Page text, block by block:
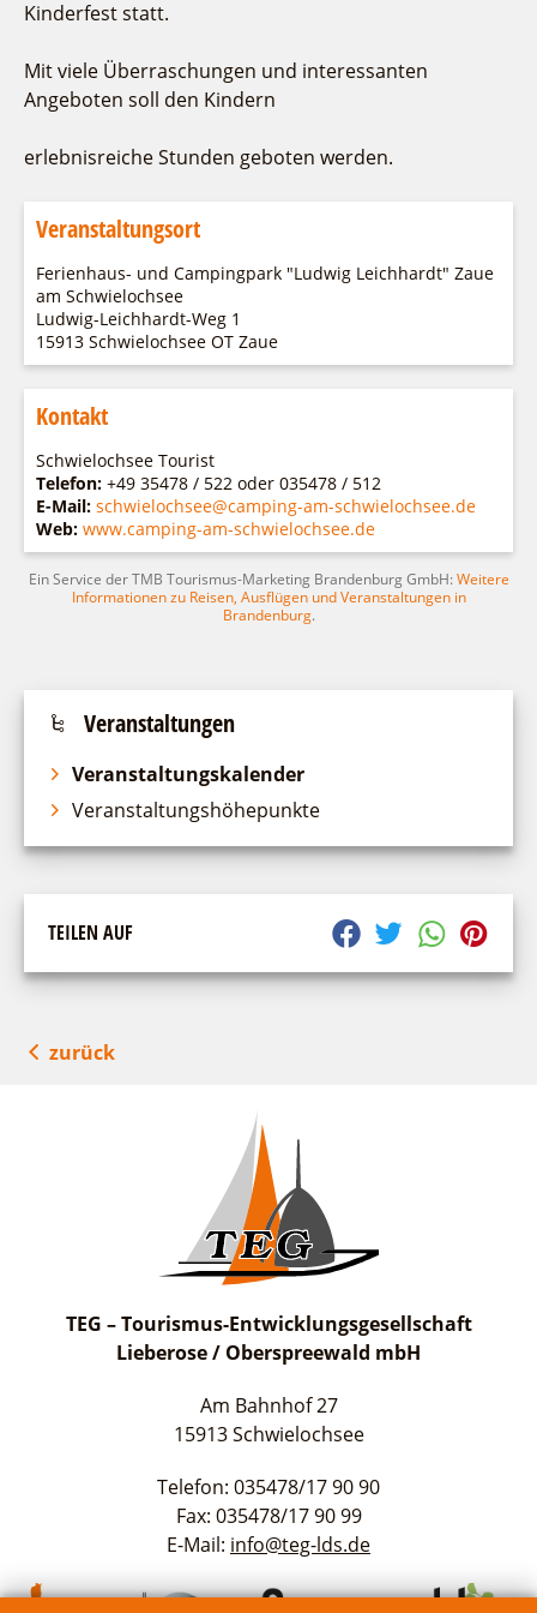
Einkaufen
Gruppen
Fremdenverkehrsvereine
Kahnfahrten
Campingplatz Jessern
Regionalentwicklung
Bürgerbus
Q-Gemeinde Schwielochsee
Staatlich anerkannter Erholungsort Goyatz
Mein Brandenburg – Infostelen
Unternehmensbetreuung
WFG
Service
Über uns
Aktuelles
Warenkorb
Kinderfest statt.
Mit viele Überraschungen und interessanten
Angeboten soll den Kindern
erlebnisreiche Stunden geboten werden.
Veranstaltungsort
Ferienhaus- und Campingpark "Ludwig Leichhardt" Zaue
am Schwielochsee
Ludwig-Leichhardt-Weg 1
15913 Schwielochsee OT Zaue
Kontakt
Schwielochsee Tourist
Telefon: +49 35478 / 522 oder 035478 / 512
E-Mail: schwielochsee@camping-am-schwielochsee.de
Web: www.camping-am-schwielochsee.de
Ein Service der TMB Tourismus-Marketing Brandenburg GmbH:Weitere
Informationen zu Reisen, Ausflügen und Veranstaltungen in
Brandenburg.
Veranstaltungen
Veranstaltungskalender
Veranstaltungshöhepunkte
TEILEN AUF
zurück
TEG – Tourismus-Entwicklungsgesellschaft
Lieberose / Oberspreewald mbH
Am Bahnhof 27
15913 Schwielochsee
Telefon: 035478/17 90 90
Fax: 035478/17 90 99
E-Mail: info@teg-lds.de